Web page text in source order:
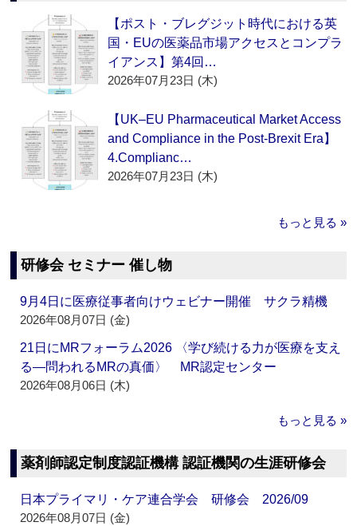
【ポスト・ブレグジット時代における英
国・EUの医薬品市場アクセスとコンプラ
イアンス】第4回…
2026年07月23日 (木)
【UK–EU Pharmaceutical Market Access
and Compliance in the Post-Brexit Era】
4.Complianc…
2026年07月23日 (木)
もっと見る »
研修会 セミナー 催し物
9月4日に医療従事者向けウェビナー開催 サクラ精機
2026年08月07日 (金)
21日にMRフォーラム2026 〈学び続ける力が医療を支え
る―問われるMRの真価〉 MR認定センター
2026年08月06日 (木)
もっと見る »
薬剤師認定制度認証機構 認証機関の生涯研修会
日本プライマリ・ケア連合学会 研修会 2026/09
2026年08月07日 (金)